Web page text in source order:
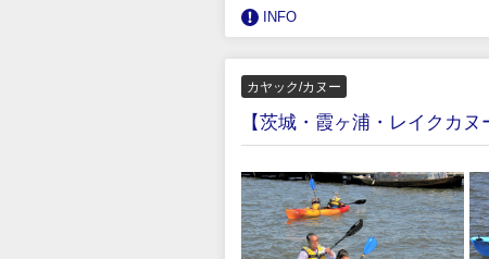
INFO
カヤック/カヌー
【茨城・霞ヶ浦・レイクカ